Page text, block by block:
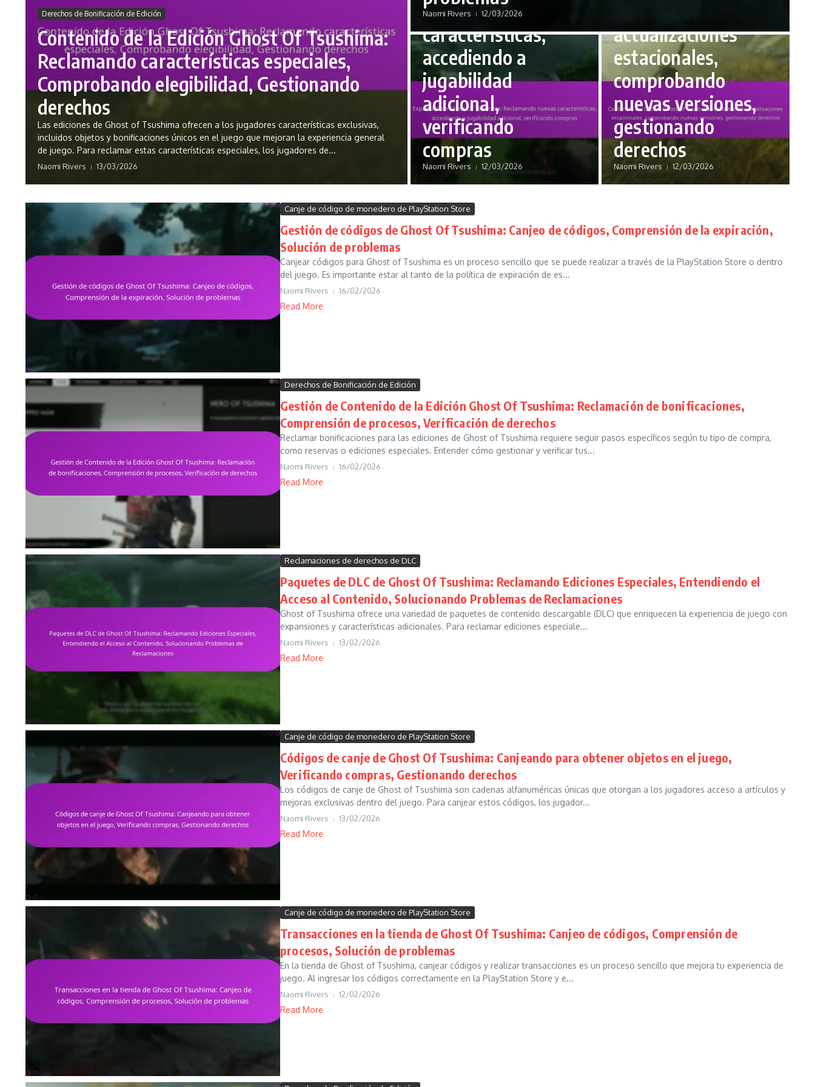
Derechos de Bonificación de Edición
Contenido de la Edición Ghost Of Tsushima:
Reclamando características especiales,
Comprobando elegibilidad, Gestionando
derechos
Las ediciones de Ghost of Tsushima ofrecen a los jugadores características exclusivas,
incluidos objetos y bonificaciones únicos en el juego que mejoran la experiencia general
de juego. Para reclamar estas características especiales, los jugadores de...
Naomi Rivers 13/03/2026
Naomi Rivers 12/03/2026
Reclamando nuevas
características,
accediendo a
jugabilidad
adicional,
verificando
compras
Naomi Rivers 12/03/2026
actualizaciones
estacionales,
comprobando
nuevas versiones,
gestionando
derechos
Naomi Rivers 12/03/2026
Canje de código de monedero de PlayStation Store
Gestión de códigos de Ghost Of Tsushima: Canjeo de códigos, Comprensión de la expiración,
Solución de problemas
Canjear códigos para Ghost of Tsushima es un proceso sencillo que se puede realizar a través de la PlayStation Store o dentro
del juego. Es importante estar al tanto de la política de expiración de es...
Naomi Rivers 16/02/2026
Read More
Derechos de Bonificación de Edición
Gestión de Contenido de la Edición Ghost Of Tsushima: Reclamación de bonificaciones,
Comprensión de procesos, Verificación de derechos
Reclamar bonificaciones para las ediciones de Ghost of Tsushima requiere seguir pasos específicos según tu tipo de compra,
como reservas o ediciones especiales. Entender cómo gestionar y verificar tus...
Naomi Rivers 16/02/2026
Read More
Reclamaciones de derechos de DLC
Paquetes de DLC de Ghost Of Tsushima: Reclamando Ediciones Especiales, Entendiendo el
Acceso al Contenido, Solucionando Problemas de Reclamaciones
Ghost of Tsushima ofrece una variedad de paquetes de contenido descargable (DLC) que enriquecen la experiencia de juego con
expansiones y características adicionales. Para reclamar ediciones especiale...
Naomi Rivers 13/02/2026
Read More
Canje de código de monedero de PlayStation Store
Códigos de canje de Ghost Of Tsushima: Canjeando para obtener objetos en el juego,
Verificando compras, Gestionando derechos
Los códigos de canje de Ghost of Tsushima son cadenas alfanuméricas únicas que otorgan a los jugadores acceso a artículos y
mejoras exclusivas dentro del juego. Para canjear estos códigos, los jugador...
Naomi Rivers 13/02/2026
Read More
Canje de código de monedero de PlayStation Store
Transacciones en la tienda de Ghost Of Tsushima: Canjeo de códigos, Comprensión de
procesos, Solución de problemas
En la tienda de Ghost of Tsushima, canjear códigos y realizar transacciones es un proceso sencillo que mejora tu experiencia de
juego. Al ingresar los códigos correctamente en la PlayStation Store y e...
Naomi Rivers 12/02/2026
Read More